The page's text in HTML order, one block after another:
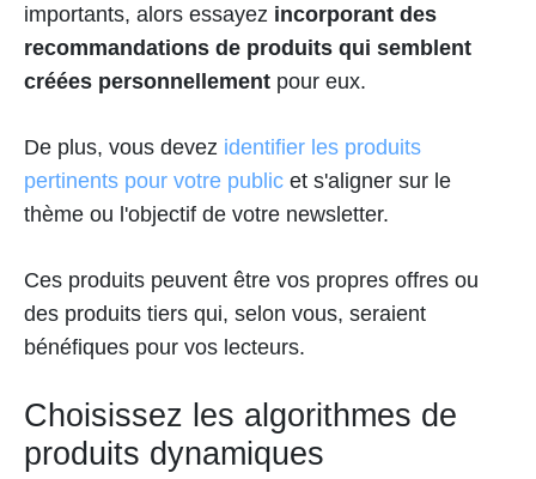
importants, alors essayez incorporant des
recommandations de produits qui semblent
créées personnellement pour eux.
De plus, vous devez identifier les produits
pertinents pour votre public et s'aligner sur le
thème ou l'objectif de votre newsletter.
Ces produits peuvent être vos propres offres ou
des produits tiers qui, selon vous, seraient
bénéfiques pour vos lecteurs.
Choisissez les algorithmes de
produits dynamiques